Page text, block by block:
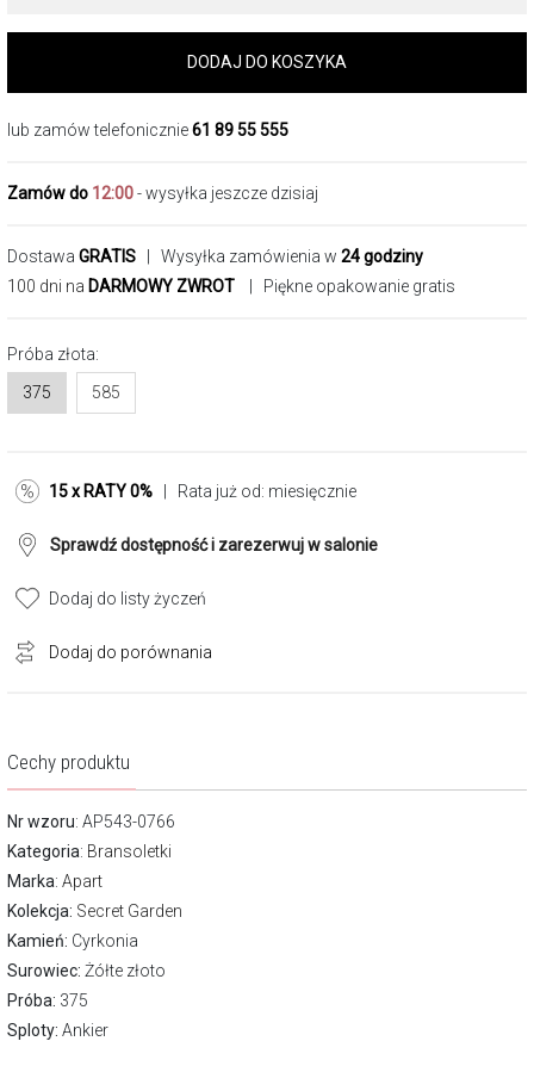
DODAJ DO KOSZYKA
lub zamów telefonicznie61 89 55 555
Zamów do 12:00- wysyłka jeszcze dzisiaj
Dostawa GRATIS | Wysyłka zamówienia w 24 godziny
100 dni na DARMOWY ZWROT | Piękne opakowanie gratis
Próba złota:
375
585
15 x RATY 0% | Rata już od: miesięcznie
Sprawdź dostępność i zarezerwuj w salonie
Dodaj do listy życzeń
Dodaj do porównania
Cechy produktu
Nr wzoru: AP543-0766
Kategoria: Bransoletki
Marka: Apart
Kolekcja: Secret Garden
Kamień: Cyrkonia
Surowiec: Żółte złoto
Próba: 375
Sploty: Ankier